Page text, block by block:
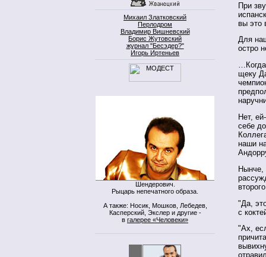
Михаил Златковский
Перлодром
Владимир Вишневский
Борис Жутовский
журнал "Бесэдер?"
Игорь Иртеньев
Шендерович.
Рыцарь непечатного образа.
А также: Носик, Мошков, Лебедев,
Касперский, Экслер и другие -
в галерее «Человеки»
При
вы это
Для
остро
щеку
Нет,
себе
наши
Нынче,
"Да,
с
"Ах,